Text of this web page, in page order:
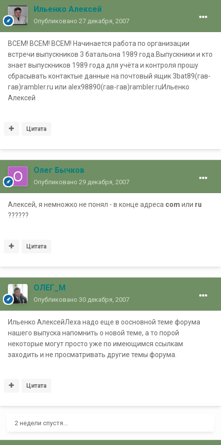
Ильенко Алексей
Опубликовано 27 декабря, 2007
ВСЕМ! ВСЕМ! ВСЕМ! Начинается работа по организации
встречи выпускников 3 батальона 1989 года.Выпускники и кто
знает выпускников 1989 года для учёта и контроля прошу
сбрасывать контактые данные на почтовый ящик 3bat89(гав-
гав)rambler.ru или alex98890(гав-гав)rambler.ruИльенко
Алексей
Цитата
Олег Бычков
Опубликовано 29 декабря, 2007
Алексей, я немножко не понял - в конце адреса com или ru
??????
Цитата
ОЛЕГ_М
Опубликовано 30 декабря, 2007
Ильенко АлексейЛеха надо еще в оосновной теме форума
нашего выпуска напомнить о новой теме, а то порой
некоторые могут просто уже по имеющимся ссылкам
заходить и не просматривать другие темы форума.
Цитата
2 недели спустя...